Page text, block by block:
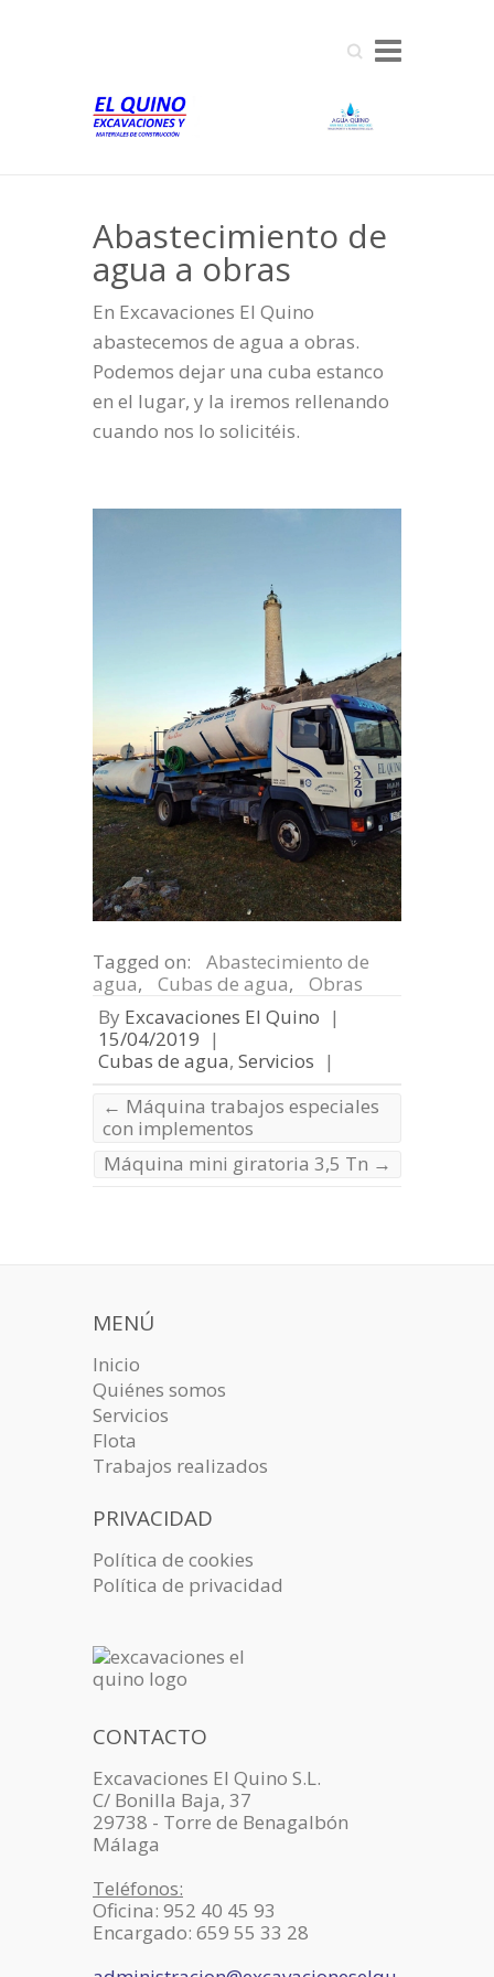
Search
Abastecimiento de
agua a obras
En Excavaciones El Quino
abastecemos de agua a obras.
Podemos dejar una cuba estanco
en el lugar, y la iremos rellenando
cuando nos lo solicitéis.
Tagged on:
Abastecimiento de
agua, Cubas de agua,
Obras
By Excavaciones El Quino |
15/04/2019 |
Cubas de agua, Servicios |
← Máquina trabajos especiales
con implementos
Máquina mini giratoria 3,5 Tn →
MENÚ
Inicio
Quiénes somos
Servicios
Flota
Trabajos realizados
PRIVACIDAD
Política de cookies
Política de privacidad
CONTACTO
Excavaciones El Quino S.L.
C/ Bonilla Baja, 37
29738 - Torre de Benagalbón
Málaga
Teléfonos:
Oficina: 952 40 45 93
Encargado: 659 55 33 28